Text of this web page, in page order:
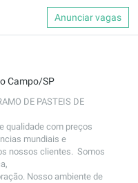
Anunciar vagas
Campo/SP
DE PASTEIS DE
qualidade com preços
mundiais e